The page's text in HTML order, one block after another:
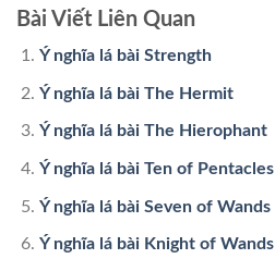
Bài Viết Liên Quan
Ý nghĩa lá bài Strength
Ý nghĩa lá bài The Hermit
Ý nghĩa lá bài The Hierophant
Ý nghĩa lá bài Ten of Pentacles
Ý nghĩa lá bài Seven of Wands
Ý nghĩa lá bài Knight of Wands